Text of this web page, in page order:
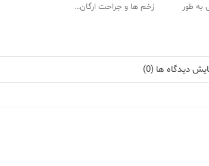
به طور
زخم ها و جراحت ارگان…
دیدگاه ها (0)